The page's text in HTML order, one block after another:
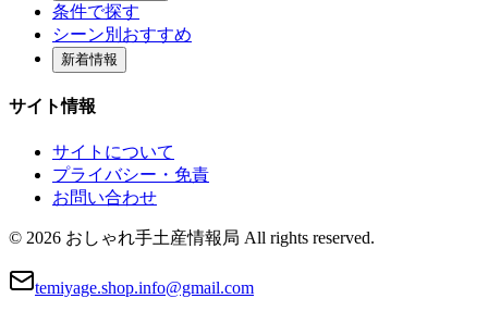
条件で探す
シーン別おすすめ
新着情報
サイト情報
サイトについて
プライバシー・免責
お問い合わせ
© 2026 おしゃれ手土産情報局 All rights reserved.
temiyage.shop.info@gmail.com